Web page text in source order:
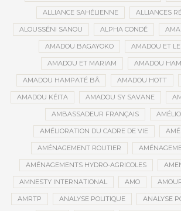
ALLIANCE SAHÉLIENNE ALLIANCES
ALOUSSÉNI SANOU ALPHA CONDÉ
AMADOU BAGAYOKO AMADOU ET
AMADOU ET MARIAM AMADOU
AMADOU HAMPATÉ BÂ AMADOU HOTT
AMADOU KÉITA AMADOU SY SAVANE
AMBASSADEUR FRANÇAIS
AMÉLIORATION DU CADRE DE VIE
AMÉNAGEMENT ROUTIER
AMÉNAGEMENTS HYDRO-AGRICOLES
AMNESTY INTERNATIONAL AMO
AMRTP ANALYSE POLITIQUE ANALYSE